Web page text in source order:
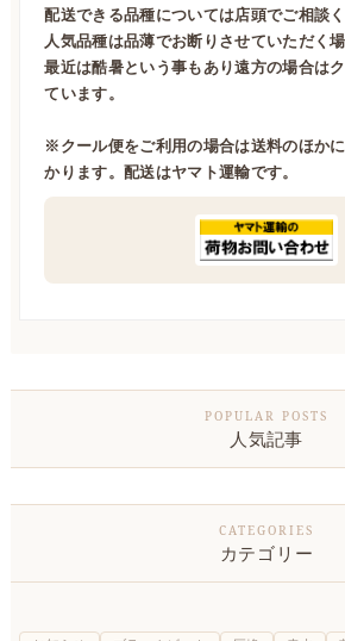
配送できる品種については店頭でご相談く
人気品種は品薄でお断りさせていただく
最近は酷暑という事もあり遠方の場合は
ています。
※クール便をご利用の場合は送料のほか
かります。配送はヤマト運輸です。
人気記事
カテゴリー